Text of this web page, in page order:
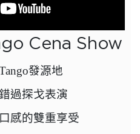
Cena Show
發源地
過探戈表演
感的雙重享受